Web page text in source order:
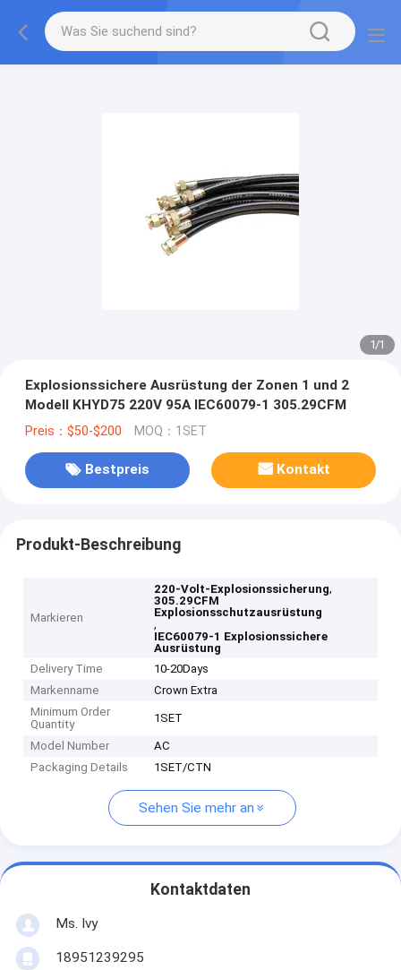
1/1
Explosionssichere Ausrüstung der Zonen 1 und 2
Modell KHYD75 220V 95A IEC60079-1 305.29CFM
Preis：$50-$200 MOQ：1SET
Bestpreis Kontakt
Produkt-Beschreibung
Markieren
220-Volt-Explosionssicherung,
305.29CFM
Explosionsschutzausrüstung
,
IEC60079-1 Explosionssichere
Ausrüstung
Delivery Time
10-20Days
Markenname
Crown Extra
Minimum Order
Quantity
1SET
Model Number
AC
Packaging Details
1SET/CTN
Sehen Sie mehr an
Kontaktdaten
Ms. Ivy
18951239295